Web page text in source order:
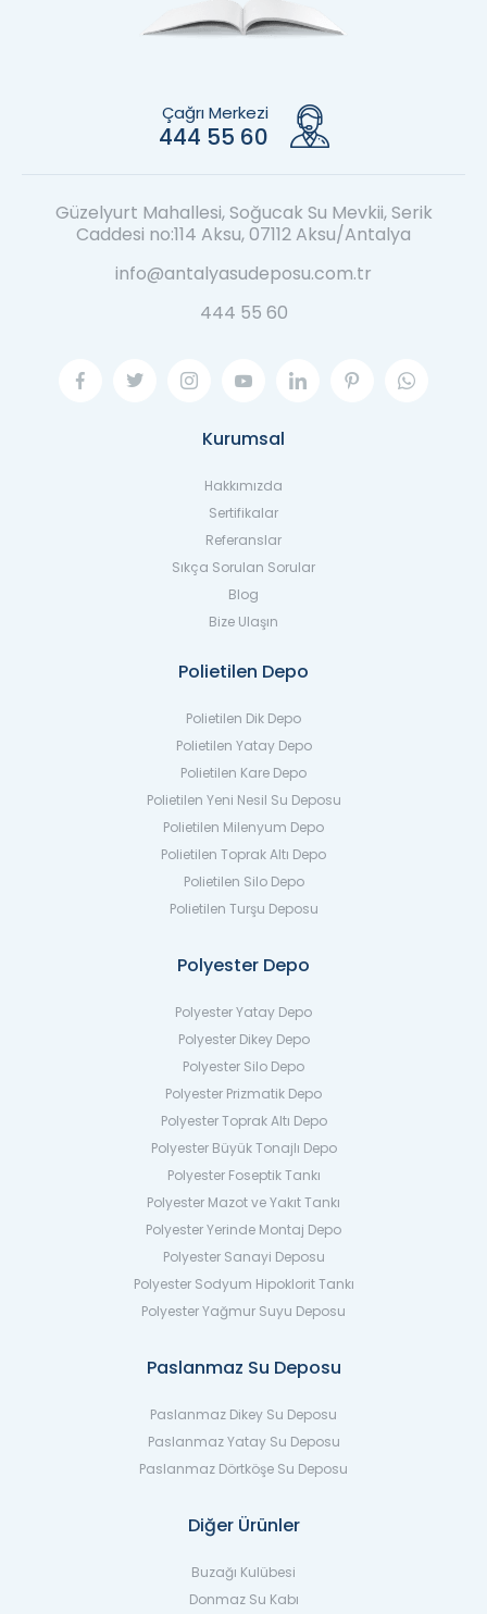
Çağrı Merkezi
444 55 60
Güzelyurt Mahallesi, Soğucak Su Mevkii, Serik
Caddesi no:114 Aksu, 07112 Aksu/Antalya
info@antalyasudeposu.com.tr
444 55 60
Kurumsal
Hakkımızda
Sertifikalar
Referanslar
Sıkça Sorulan Sorular
Blog
Bize Ulaşın
Polietilen Depo
Polietilen Dik Depo
Polietilen Yatay Depo
Polietilen Kare Depo
Polietilen Yeni Nesil Su Deposu
Polietilen Milenyum Depo
Polietilen Toprak Altı Depo
Polietilen Silo Depo
Polietilen Turşu Deposu
Polyester Depo
Polyester Yatay Depo
Polyester Dikey Depo
Polyester Silo Depo
Polyester Prizmatik Depo
Polyester Toprak Altı Depo
Polyester Büyük Tonajlı Depo
Polyester Foseptik Tankı
Polyester Mazot ve Yakıt Tankı
Polyester Yerinde Montaj Depo
Polyester Sanayi Deposu
Polyester Sodyum Hipoklorit Tankı
Polyester Yağmur Suyu Deposu
Paslanmaz Su Deposu
Paslanmaz Dikey Su Deposu
Paslanmaz Yatay Su Deposu
Paslanmaz Dörtköşe Su Deposu
Diğer Ürünler
Buzağı Kulübesi
Donmaz Su Kabı